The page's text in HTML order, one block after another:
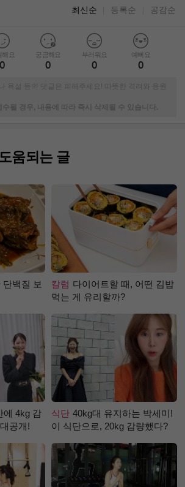
최신순 등록순 공감순
해요
0
궁금해요
0
부러워요
0
예뻐요
0
욕설 등의 댓글은 피해주세요! 따뜻한 격려와 응원
수될 경우, 내용에 따라 즉시 삭제될 수 있습니다.
도움되는 글
단백질 보
칼럼 다이어트할 때, 어떤 김밥
먹는 게 유리할까?
에 4kg 감
공개!
식단 40kg대 유지하는 박세미!
이 식단으로, 20kg 감량했다?